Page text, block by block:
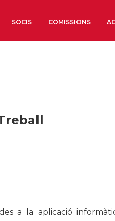
Coneix més
SOCIS COMISSIONS
a la aplicació